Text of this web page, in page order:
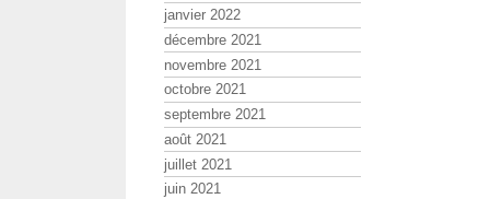
janvier 2022
décembre 2021
novembre 2021
octobre 2021
septembre 2021
août 2021
juillet 2021
juin 2021